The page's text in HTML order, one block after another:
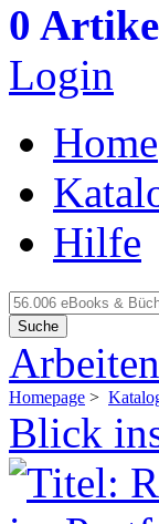
0
Login
Home
Hilfe
Suche
Homepage >
Blick